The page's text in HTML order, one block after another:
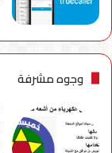
وجوه مشرفة